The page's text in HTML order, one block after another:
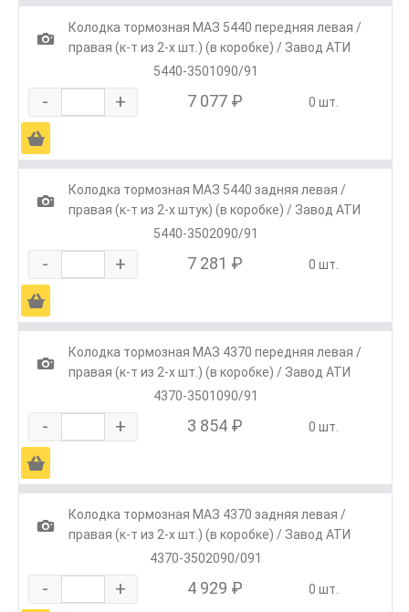
1
Колодка тормозная МАЗ 5440 передняя левая /
правая (к-т из 2-х шт.) (в коробке) / Завод АТИ
5440-3501090/91
- + 7 077 ₽ 0 шт.
Ä
1
Колодка тормозная МАЗ 5440 задняя левая /
правая (к-т из 2-х штук) (в коробке) / Завод АТИ
5440-3502090/91
- + 7 281 ₽ 0 шт.
Ä
1
Колодка тормозная МАЗ 4370 передняя левая /
правая (к-т из 2-х шт.) (в коробке) / Завод АТИ
4370-3501090/91
- + 3 854 ₽ 0 шт.
Ä
1
Колодка тормозная МАЗ 4370 задняя левая /
правая (к-т из 2-х шт.) (в коробке) / Завод АТИ
4370-3502090/091
- + 4 929 ₽ 0 шт.